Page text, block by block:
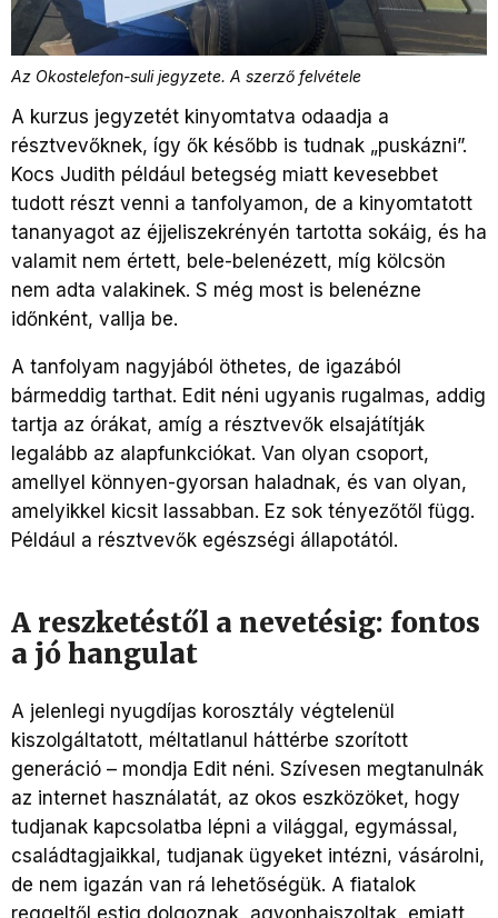
Az Okostelefon-suli jegyzete. A szerző felvétele
A kurzus jegyzetét kinyomtatva odaadja a
résztvevőknek, így ők később is tudnak „puskázni”.
Kocs Judith például betegség miatt kevesebbet
tudott részt venni a tanfolyamon, de a kinyomtatott
tananyagot az éjjeliszekrényén tartotta sokáig, és ha
valamit nem értett, bele-belenézett, míg kölcsön
nem adta valakinek. S még most is belenézne
időnként, vallja be.
A tanfolyam nagyjából öthetes, de igazából
bármeddig tarthat. Edit néni ugyanis rugalmas, addig
tartja az órákat, amíg a résztvevők elsajátítják
legalább az alapfunkciókat. Van olyan csoport,
amellyel könnyen-gyorsan haladnak, és van olyan,
amelyikkel kicsit lassabban. Ez sok tényezőtől függ.
Például a résztvevők egészségi állapotától.
A reszketéstől a nevetésig: fontos
a jó hangulat
A jelenlegi nyugdíjas korosztály végtelenül
kiszolgáltatott, méltatlanul háttérbe szorított
generáció – mondja Edit néni. Szívesen megtanulnák
az internet használatát, az okos eszközöket, hogy
tudjanak kapcsolatba lépni a világgal, egymással,
családtagjaikkal, tudjanak ügyeket intézni, vásárolni,
de nem igazán van rá lehetőségük. A fiatalok
reggeltől estig dolgoznak, agyonhajszoltak, emiatt